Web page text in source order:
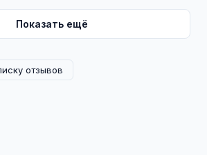
Показать ещё
отзывов